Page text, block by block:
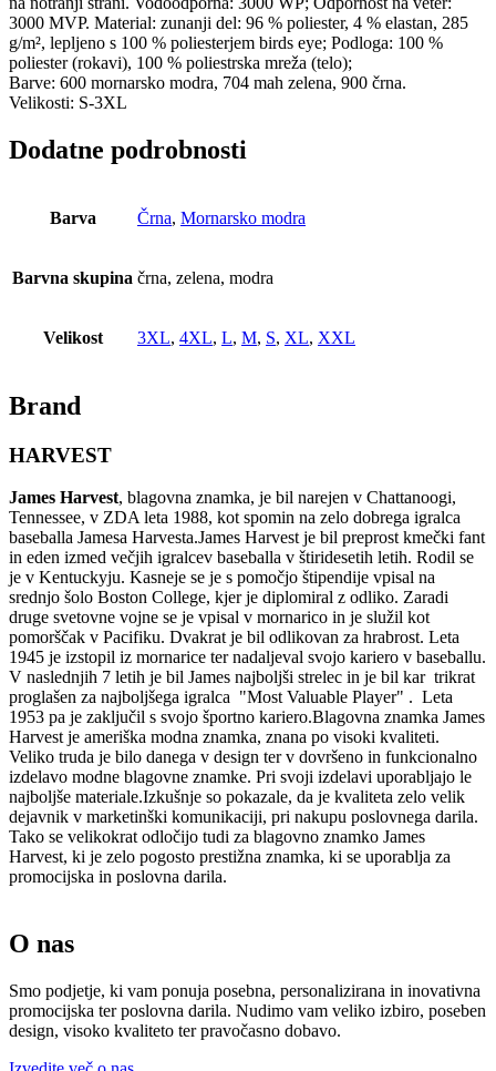
3000 MVP. Material: zunanji del: 96 % poliester, 4 % elastan, 285
g/m², lepljeno s 100 % poliesterjem birds eye; Podloga: 100 %
poliester (rokavi), 100 % poliestrska mreža (telo);
Barve: 600 mornarsko modra, 704 mah zelena, 900 črna.
Velikosti: S-3XL
Dodatne podrobnosti
Barva Črna, Mornarsko modra
Barvna skupina črna, zelena, modra
Velikost 3XL, 4XL, L, M, S, XL, XXL
Brand
HARVEST
James Harvest, blagovna znamka, je bil narejen v Chattanoogi,
Tennessee, v ZDA leta 1988, kot spomin na zelo dobrega igralca
baseballa Jamesa Harvesta.James Harvest je bil preprost kmečki fant
in eden izmed večjih igralcev baseballa v štiridesetih letih. Rodil se
je v Kentuckyju. Kasneje se je s pomočjo štipendije vpisal na
srednjo šolo Boston College, kjer je diplomiral z odliko. Zaradi
druge svetovne vojne se je vpisal v mornarico in je služil kot
pomorščak v Pacifiku. Dvakrat je bil odlikovan za hrabrost. Leta
1945 je izstopil iz mornarice ter nadaljeval svojo kariero v baseballu.
V naslednjih 7 letih je bil James najboljši strelec in je bil kar trikrat
proglašen za najboljšega igralca "Most Valuable Player" . Leta
1953 pa je zaključil s svojo športno kariero.Blagovna znamka James
Harvest je ameriška modna znamka, znana po visoki kvaliteti.
Veliko truda je bilo danega v design ter v dovršeno in funkcionalno
izdelavo modne blagovne znamke. Pri svoji izdelavi uporabljajo le
najboljše materiale.Izkušnje so pokazale, da je kvaliteta zelo velik
dejavnik v marketinški komunikaciji, pri nakupu poslovnega darila.
Tako se velikokrat odločijo tudi za blagovno znamko James
Harvest, ki je zelo pogosto prestižna znamka, ki se uporablja za
promocijska in poslovna darila.
O nas
Smo podjetje, ki vam ponuja posebna, personalizirana in inovativna
promocijska ter poslovna darila. Nudimo vam veliko izbiro, poseben
design, visoko kvaliteto ter pravočasno dobavo.